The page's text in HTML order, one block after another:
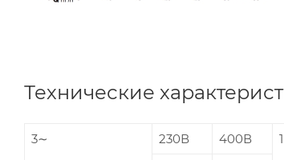
Технические
3∼ 230В 400В